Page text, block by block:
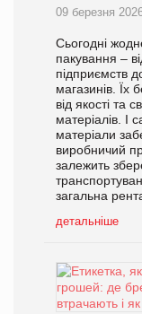
09 березня
Сьогодні
пакування –
підприємств
магазинів. Їх
від якості та
матеріалів. І
матеріали
виробничий
залежить
загальна
детальніше